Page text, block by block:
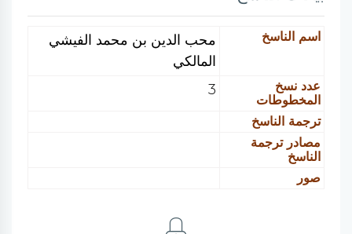
اسم الناسخ
محب الدين بن محمد الفيشي
المالكي
عدد نسخ
المخطوطات
3
ترجمة الناسخ
مصادر ترجمة
الناسخ
صور